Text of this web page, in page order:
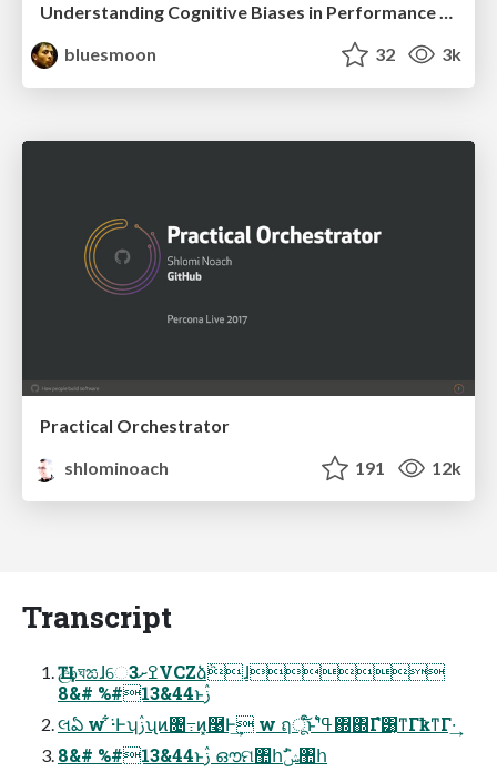
Understanding Cognitive Biases in Performance Measurement
bluesmoon
32 3k
Practical Orchestrator
shlominoach
191 12k
Transcript
Ҵඌঘಙɺେߐށ3VCZձٞɺ
8&# %#13&44ͱࢲ
લఏ w ͋͘·Ͱʮࢲʯͷ৔߹ͷ͓࿩Ͱ͢ w ฤूऀ͝ͱʹߟ͑ํ΍΍Γํ͸͔ͳΓҟͳΓ·͢
8&# %#13&44ͱࢲ ഔମ঺հ݉ࣗݾ঺հ